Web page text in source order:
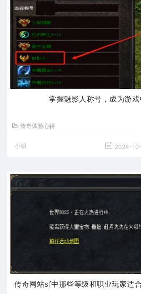
掌握魅影人称号，成为游
传奇体验心得
小编
2024-
传奇网站sf中那些等级和职业玩家适